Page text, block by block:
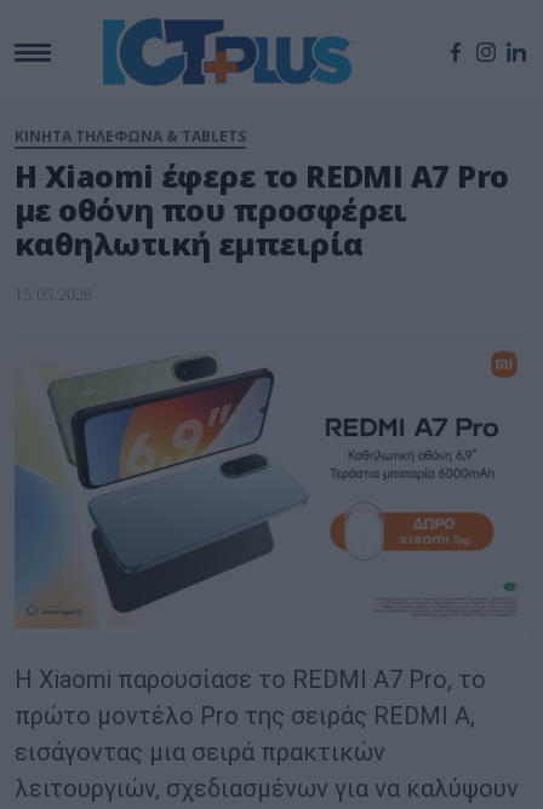
ΚΙΝΗΤΑ ΤΗΛΕΦΩΝΑ & TABLETS
Η Xiaomi έφερε το REDMI A7 Pro
με οθόνη που προσφέρει
καθηλωτική εμπειρία
15.05.2026
Η Xiaomi παρουσίασε το REDMI A7 Pro, το
πρώτο μοντέλο Pro της σειράς REDMI A,
εισάγοντας μια σειρά πρακτικών
λειτουργιών, σχεδιασμένων για να καλύψουν